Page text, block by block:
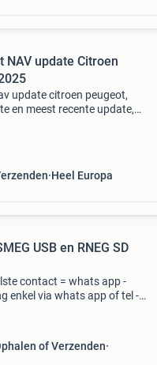
NAV update Citroen
update citroen peugeot,
en meest recente update,
Heel Europa
USB en RNEG SD
contact = whats app -
enkel via whats app of tel -
of Verzenden